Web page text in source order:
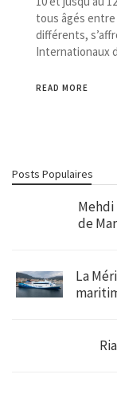
tous âgés entre
différents,
Internationaux
READ MORE
Posts Populaires
Mehdi
de
La